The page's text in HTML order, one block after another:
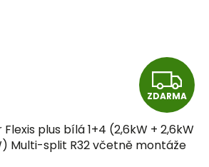
Z
D
A
ZDARMA
plus bílá 1+4 (2,6kW + 2,6kW
Multi-split R32 včetně montáže